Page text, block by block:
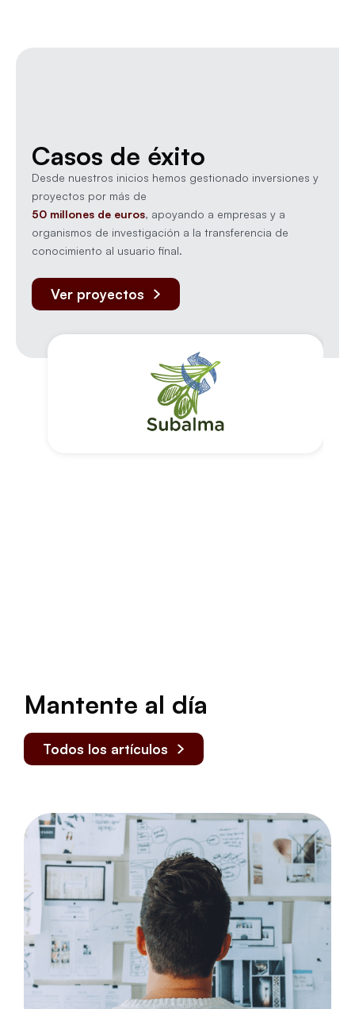
Casos de éxito
Desde nuestros inicios hemos gestionado inversiones y
proyectos por más de
50 millones de euros, apoyando a empresas y a
organismos de investigación a la transferencia de
conocimiento al usuario final.
Ver proyectos
Mantente al día
Todos los artículos